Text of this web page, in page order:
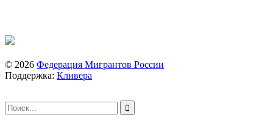
© 2026 Федерация Мигрантов России
Поддержка: Кливера